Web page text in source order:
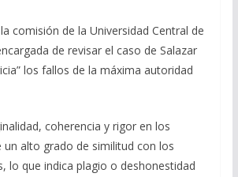
comisión de la Universidad Central de
de revisar el caso de Salazar
los fallos de la máxima autoridad
coherencia y rigor en los
un alto grado de similitud con los
lo que indica plagio o deshonestidad